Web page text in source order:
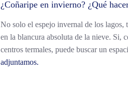
¿Coñaripe en invierno? ¿Qué
No solo el espejo invernal de los lagos,
en la blancura absoluta de la nieve. Si,
centros termales, puede buscar un
adjuntamos.